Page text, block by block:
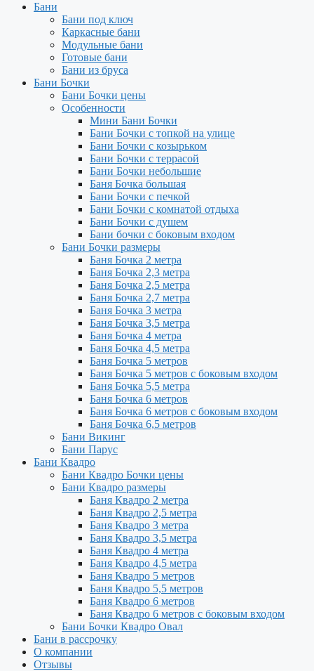
Бани
Бани под ключ
Каркасные бани
Модульные бани
Готовые бани
Бани из бруса
Бани Бочки
Бани Бочки цены
Особенности
Мини Бани Бочки
Бани Бочки с топкой на улице
Бани Бочки с козырьком
Бани Бочки с террасой
Бани Бочки небольшие
Баня Бочка большая
Бани Бочки с печкой
Бани Бочки с комнатой отдыха
Бани Бочки с душем
Бани бочки с боковым входом
Бани Бочки размеры
Баня Бочка 2 метра
Баня Бочка 2,3 метра
Баня Бочка 2,5 метра
Баня Бочка 2,7 метра
Баня Бочка 3 метра
Баня Бочка 3,5 метра
Баня Бочка 4 метра
Баня Бочка 4,5 метра
Баня Бочка 5 метров
Баня Бочка 5 метров с боковым входом
Баня Бочка 5,5 метра
Баня Бочка 6 метров
Баня Бочка 6 метров с боковым входом
Баня Бочка 6,5 метров
Бани Викинг
Бани Парус
Бани Квадро
Бани Квадро Бочки цены
Бани Квадро размеры
Баня Квадро 2 метра
Баня Квадро 2,5 метра
Баня Квадро 3 метра
Баня Квадро 3,5 метра
Баня Квадро 4 метра
Баня Квадро 4,5 метра
Баня Квадро 5 метров
Баня Квадро 5,5 метров
Баня Квадро 6 метров
Баня Квадро 6 метров с боковым входом
Бани Бочки Квадро Овал
Бани в рассрочку
О компании
Отзывы